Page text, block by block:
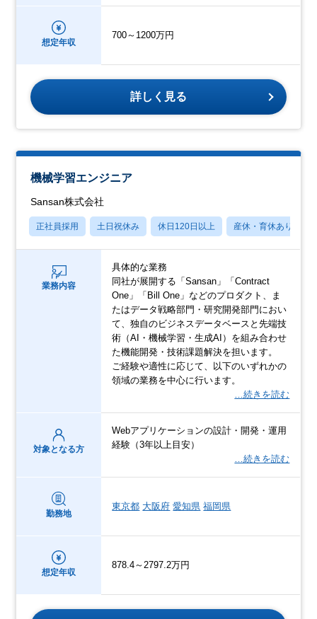
想定年収
700～1200万円
詳しく見る
機械学習エンジニア
Sansan株式会社
正社員採用 土日祝休み 休日120日以上 産休・育休あり
業務内容
具体的な業務
同社が展開する「Sansan」「Contract
One」「Bill One」などのプロダクト、ま
たはデータ戦略部門・研究開発部門におい
て、独自のビジネスデータベースと先端技
術（AI・機械学習・生成AI）を組み合わせ
た機能開発・技術課題解決を担います。
ご経験や適性に応じて、以下のいずれかの
領域の業務を中心に行います。
…続きを読む
対象となる方
Webアプリケーションの設計・開発・運用
経験（3年以上目安）
…続きを読む
勤務地
東京都 大阪府 愛知県 福岡県
想定年収
878.4～2797.2万円